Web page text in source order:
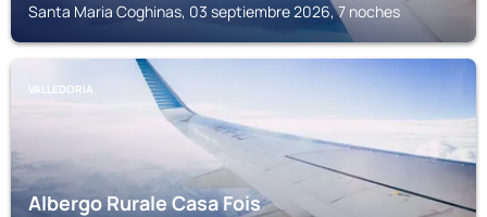
Santa Maria Coghinas, 03 septiembre 2026, 7 noches
VALLEDORIA
Albergo Rurale Casa Fois